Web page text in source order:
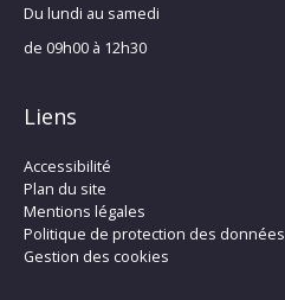
Du lundi au samedi
de 09h00 à 12h30
Liens
Accessibilité
Plan du site
Mentions légales
Politique de protection des données
Gestion des cookies